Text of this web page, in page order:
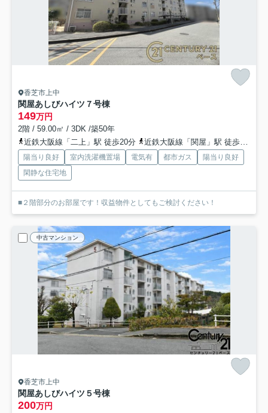
香芝市上中
関屋あしびハイツ７号棟
149万円
2階 / 59.00㎡ / 3DK /築50年
近鉄大阪線「二上」駅 徒歩20分
近鉄大阪線「関屋」駅 徒歩17分
陽当り良好 室内洗濯機置場 電気有 都市ガス
陽当り良好
閑静な住宅地
■２階部分のお部屋です！収益物件としてもご検討ください！
中古マンション
香芝市上中
関屋あしびハイツ５号棟
200万円